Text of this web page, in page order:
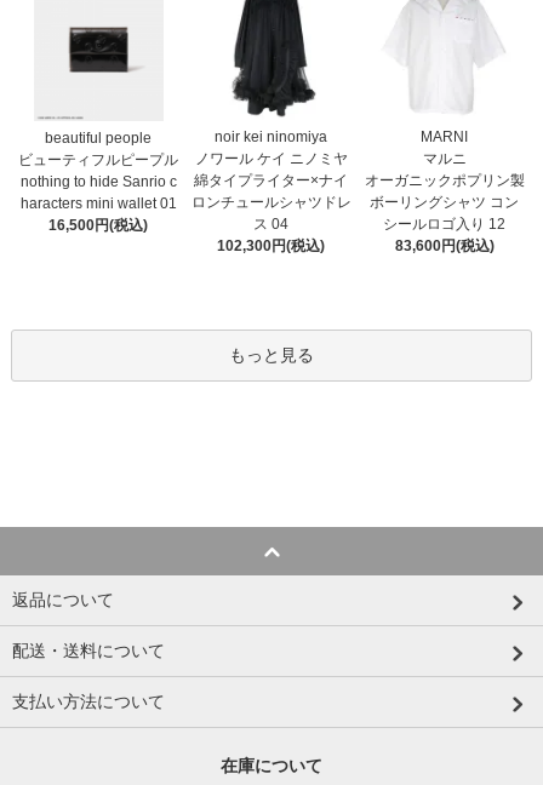
beautiful people
ビューティフルピープル
nothing to hide Sanrio c
haracters mini wallet⁠ 01
16,500円(税込)
noir kei ninomiya
ノワール ケイ ニノミヤ
綿タイプライター×ナイ
ロンチュールシャツドレ
ス 04
102,300円(税込)
MARNI
マルニ
オーガニックポプリン製
ボーリングシャツ コン
シールロゴ入り 12
83,600円(税込)
もっと見る
返品について
配送・送料について
支払い方法について
在庫について